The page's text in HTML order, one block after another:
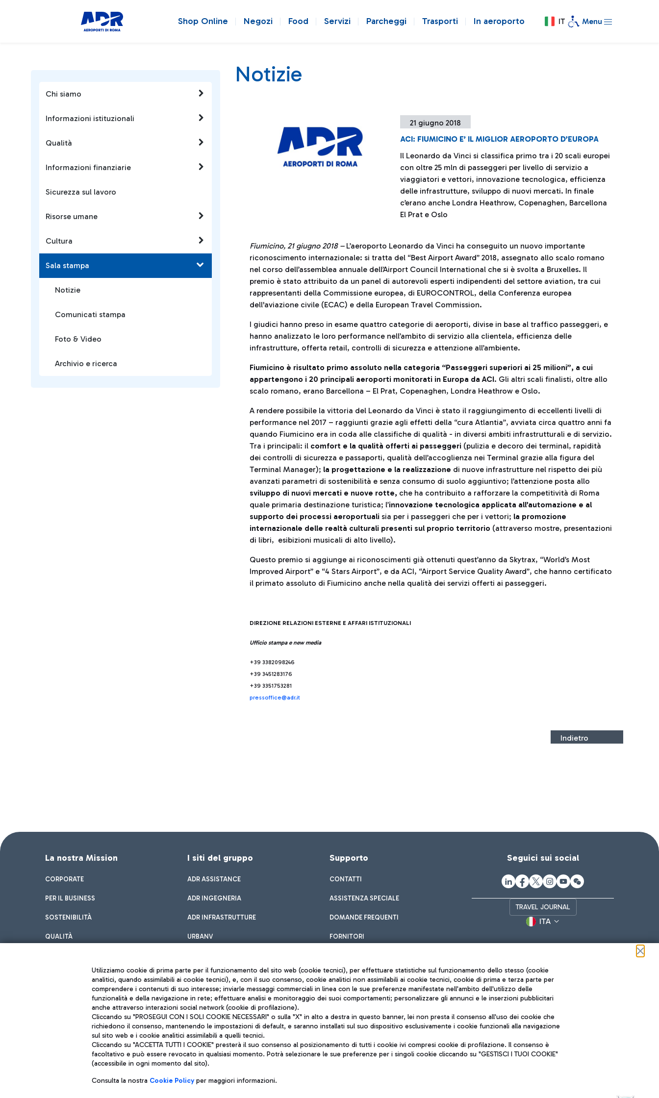
Shop Online Negozi Food Servizi Parcheggi Trasporti In aeroporto IT Menu
Chi siamo
Informazioni istituzionali
Qualità
Informazioni finanziarie
Sicurezza sul lavoro
Risorse umane
Cultura
Sala stampa
Notizie
Comunicati stampa
Foto & Video
Archivio e ricerca
Notizie
21 giugno 2018
ACI: FIUMICINO E’ IL MIGLIOR AEROPORTO D’EUROPA
Il Leonardo da Vinci si classifica primo tra i 20 scali europei
con oltre 25 mln di passeggeri per livello di servizio a
viaggiatori e vettori, innovazione tecnologica, efficienza
delle infrastrutture, sviluppo di nuovi mercati. In finale
c’erano anche Londra Heathrow, Copenaghen, Barcellona
El Prat e Oslo
Fiumicino, 21 giugno 2018 – L’aeroporto Leonardo da Vinci ha conseguito un nuovo importante
riconoscimento internazionale: si tratta del “Best Airport Award” 2018, assegnato allo scalo romano
nel corso dell’assemblea annuale dell’Airport Council International che si è svolta a Bruxelles. Il
premio è stato attribuito da un panel di autorevoli esperti indipendenti del settore aviation, tra cui
rappresentanti della Commissione europea, di EUROCONTROL, della Conferenza europea
dell'aviazione civile (ECAC) e della European Travel Commission.
I giudici hanno preso in esame quattro categorie di aeroporti, divise in base al traffico passeggeri, e
hanno analizzato le loro performance nell’ambito di servizio alla clientela, efficienza delle
infrastrutture, offerta retail, controlli di sicurezza e attenzione all’ambiente.
Fiumicino è risultato primo assoluto nella categoria “Passeggeri superiori ai 25 milioni”, a cui
appartengono i 20 principali aeroporti monitorati in Europa da ACI. Gli altri scali finalisti, oltre allo
scalo romano, erano Barcellona – El Prat, Copenaghen, Londra Heathrow e Oslo.
A rendere possibile la vittoria del Leonardo da Vinci è stato il raggiungimento di eccellenti livelli di
performance nel 2017 – raggiunti grazie agli effetti della “cura Atlantia”, avviata circa quattro anni fa
quando Fiumicino era in coda alle classifiche di qualità - in diversi ambiti infrastrutturali e di servizio.
Tra i principali: il comfort e la qualità offerti ai passeggeri (pulizia e decoro dei terminal, rapidità
dei controlli di sicurezza e passaporti, qualità dell’accoglienza nei Terminal grazie alla figura del
Terminal Manager); la progettazione e la realizzazione di nuove infrastrutture nel rispetto dei più
avanzati parametri di sostenibilità e senza consumo di suolo aggiuntivo; l’attenzione posta allo
sviluppo di nuovi mercati e nuove rotte, che ha contribuito a rafforzare la competitività di Roma
quale primaria destinazione turistica; l’innovazione tecnologica applicata all’automazione e al
supporto dei processi aeroportuali sia per i passeggeri che per i vettori; la promozione
internazionale delle realtà culturali presenti sul proprio territorio (attraverso mostre, presentazioni
di libri, esibizioni musicali di alto livello).
Questo premio si aggiunge ai riconoscimenti già ottenuti quest’anno da Skytrax, “World’s Most
Improved Airport” e “4 Stars Airport”, e da ACI, “Airport Service Quality Award”, che hanno certificato
il primato assoluto di Fiumicino anche nella qualità dei servizi offerti ai passeggeri.
DIREZIONE RELAZIONI ESTERNE E AFFARI ISTITUZIONALI
Ufficio stampa e new media
+39 3382098246
+39 3451283176
+39 3351753281
pressoffice@adr.it
Indietro
La nostra Mission
CORPORATE
PER IL BUSINESS
SOSTENIBILITÀ
QUALITÀ
I siti del gruppo
ADR ASSISTANCE
ADR INGEGNERIA
ADR INFRASTRUTTURE
URBANV
Supporto
CONTATTI
ASSISTENZA SPECIALE
DOMANDE FREQUENTI
FORNITORI
Seguici sui social
TRAVEL JOURNAL
ITA
Aeroporti di Roma S.p.A. - Società soggetta a direzione e coordinamento di Mundys S.p.A.
Codice fiscale e Registro delle Imprese di Roma 13032990155 P. IVA 06572251004
Capitale sociale 62.224.743,00 int. vers.
Sede legale: Via Pier Paolo Racchetti 1 - 00054 Fiumicino (RM) telefono +39 06 65951
Note legali
Mappa sito
Accessibilità
Roma FCO
L'aeroporto stellato
QUALITÀ SOSTENIBILITÀ INNOVAZIONE
Utilizziamo cookie di prima parte per il funzionamento del sito web (cookie tecnici), per effettuare statistiche sul funzionamento dello stesso (cookie
analitici, quando assimilabili ai cookie tecnici), e, con il suo consenso, cookie analitici non assimilabili ai cookie tecnici, cookie di prima e terza parte per
comprendere i contenuti di suo interesse; inviarle messaggi commerciali in linea con le sue preferenze manifestate nell'ambito dell'utilizzo delle
funzionalità e della navigazione in rete; effettuare analisi e monitoraggio dei suoi comportamenti; personalizzare gli annunci e le inserzioni pubblicitari
anche attraverso interazioni social network (cookie di profilazione).
Cliccando su "PROSEGUI CON I SOLI COOKIE NECESSARI" o sulla "X" in alto a destra in questo banner, lei non presta il consenso all'uso dei cookie che
richiedono il consenso, mantenendo le impostazioni di default, e saranno installati sul suo dispositivo esclusivamente i cookie funzionali alla navigazione
sul sito web e i cookie analitici assimilabili a quelli tecnici.
Cliccando su "ACCETTA TUTTI I COOKIE" presterà il suo consenso al posizionamento di tutti i cookie ivi compresi cookie di profilazione. Il consenso è
facoltativo e può essere revocato in qualsiasi momento. Potrà selezionare le sue preferenze per i singoli cookie cliccando su "GESTISCI I TUOI COOKIE"
(accessibile in ogni momento dal sito).
Consulta la nostra Cookie Policyper maggiori informazioni.